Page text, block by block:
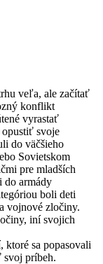
veľa, ale začítať
konflikt
vyrastať
opustiť svoje
do väčšieho
Sovietskom
pre mladších
do armády
boli deti
vojnové zločiny.
iní svojich
ktoré sa popasovali
svoj príbeh.